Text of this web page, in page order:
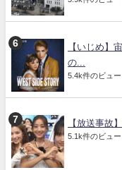
【いじめ】
の...
5.4k件のビュー
【放送事故
5.1k件のビュー